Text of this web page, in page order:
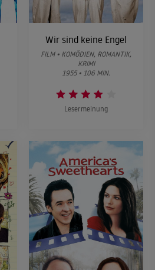
Wir sind keine Engel
FILM • KOMÖDIEN, ROMANTIK,
KRIMI
1955 • 106 MIN.
Lesermeinung